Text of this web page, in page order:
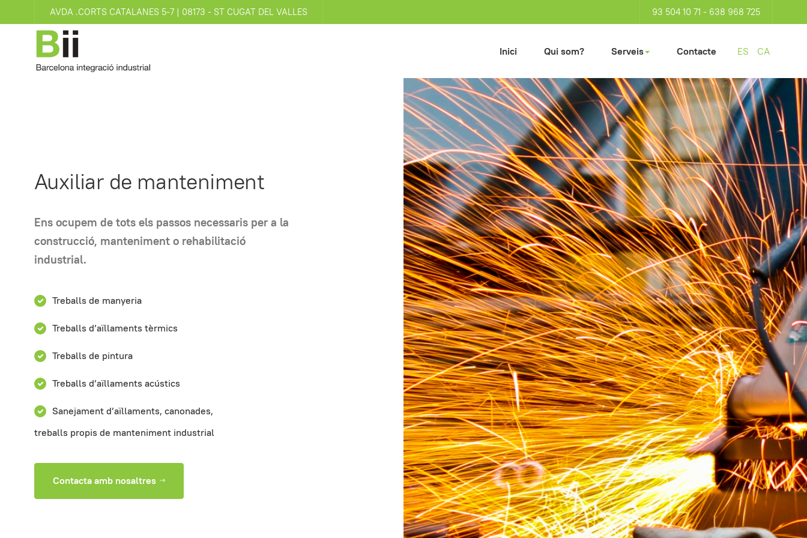
AVDA .CORTS CATALANES 5-7 | 08173 - ST CUGAT DEL VALLES 93 504 10 71 - 638 968 725
Inici Qui som? Serveis Contacte ES CA
Auxiliar de manteniment
Ens ocupem de tots els passos necessaris per a la
construcció, manteniment o rehabilitació
industrial.
Treballs de manyeria
Treballs d’aïllaments tèrmics
Treballs de pintura
Treballs d’aïllaments acústics
Sanejament d’aïllaments, canonades,
treballs propis de manteniment industrial
Contacta amb nosaltres